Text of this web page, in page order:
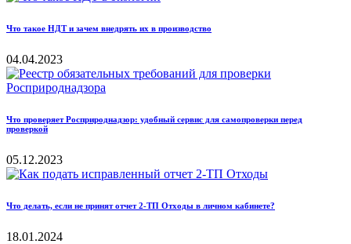
Что такое НДТ и зачем внедрять их в производство
04.04.2023
Что проверяет Росприроднадзор: удобный сервис для самопроверки перед
проверкой
05.12.2023
Что делать, если не принят отчет 2-ТП Отходы в личном кабинете?
18.01.2024